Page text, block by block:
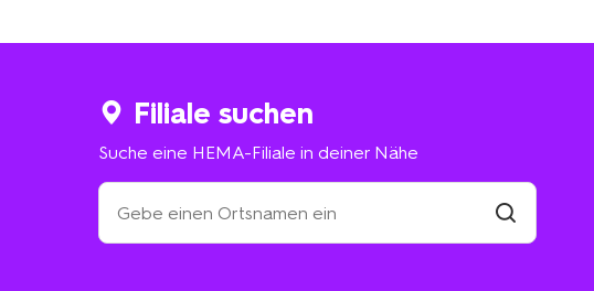
Filiale suchen
Suche eine HEMA-Filiale in deiner Nähe
Suche
eine
HEMA-
Filiale